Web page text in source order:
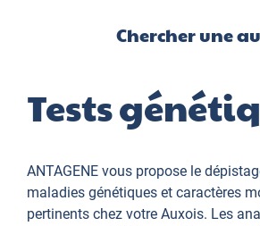
Tests
ANTAGENE vous propose le
maladies génétiques et caractères
pertinents chez votre Auxois. Les